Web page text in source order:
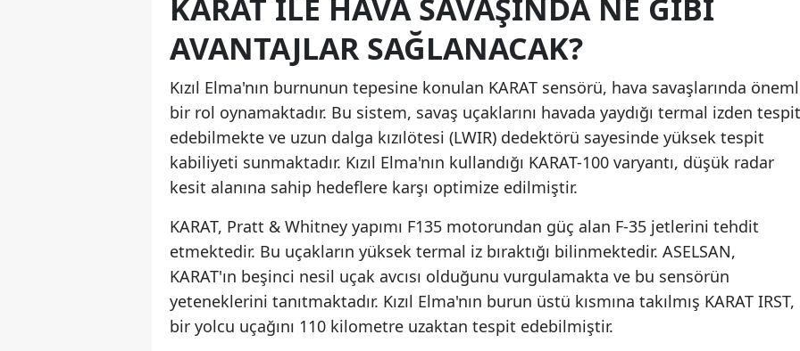
Kahramanmaraş
Muğla
Muş
Nevşehir
Niğde
Ordu
Rize
Sakarya
KARAT ILE HAVA SAVAŞINDA NE GIBI
AVANTAJLAR SAĞLANACAK?
Kızıl Elma'nın burnunun tepesine konulan KARAT sensörü, hava savaşlarında
bir rol oynamaktadır. Bu sistem, savaş uçaklarını havada yaydığı termal izden tespit
edebilmekte ve uzun dalga kızılötesi (LWIR) dedektörü sayesinde yüksek tespit
kabiliyeti sunmaktadır. Kızıl Elma'nın kullandığı KARAT-100 varyantı, düşük radar
kesit alanına sahip hedeflere karşı optimize edilmiştir.
KARAT, Pratt & Whitney yapımı F135 motorundan güç alan F-35 jetlerini tehdit
etmektedir. Bu uçakların yüksek termal iz bıraktığı bilinmektedir. ASELSAN,
KARAT'ın beşinci nesil uçak avcısı olduğunu vurgulamakta ve bu sensörün
yeteneklerini tanıtmaktadır. Kızıl Elma'nın burun üstü kısmına takılmış KARAT IRST,
bir yolcu uçağını 110 kilometre uzaktan tespit edebilmiştir.